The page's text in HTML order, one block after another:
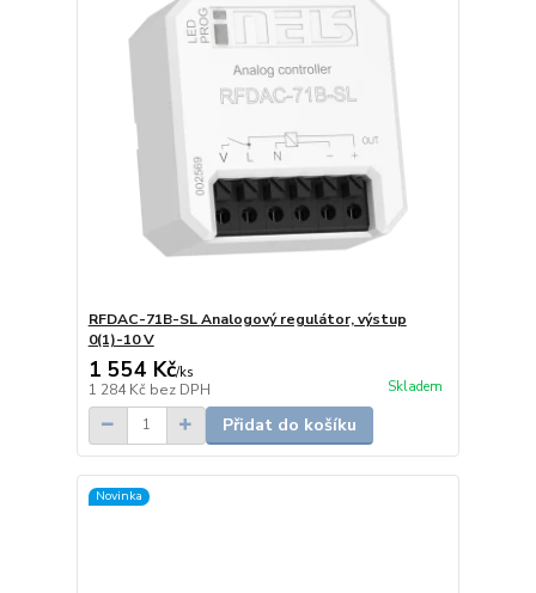
RFDAC-71B-SL Analogový regulátor, výstup
0(1)-10 V
1 554 Kč/ks
1 284 Kč bez DPH Skladem
Přidat do košíku
Novinka